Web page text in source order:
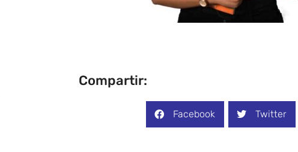
Compartir:
Facebook Twitter